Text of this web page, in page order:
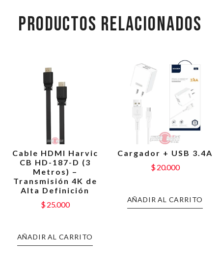
PRODUCTOS RELACIONADOS
Cable HDMI Harvic
CB HD-187-D (3
Metros) –
Transmisión 4K de
Alta Definición
$25.000
AÑADIR AL CARRITO
Cargador + USB 3.4A
$20.000
AÑADIR AL CARRITO